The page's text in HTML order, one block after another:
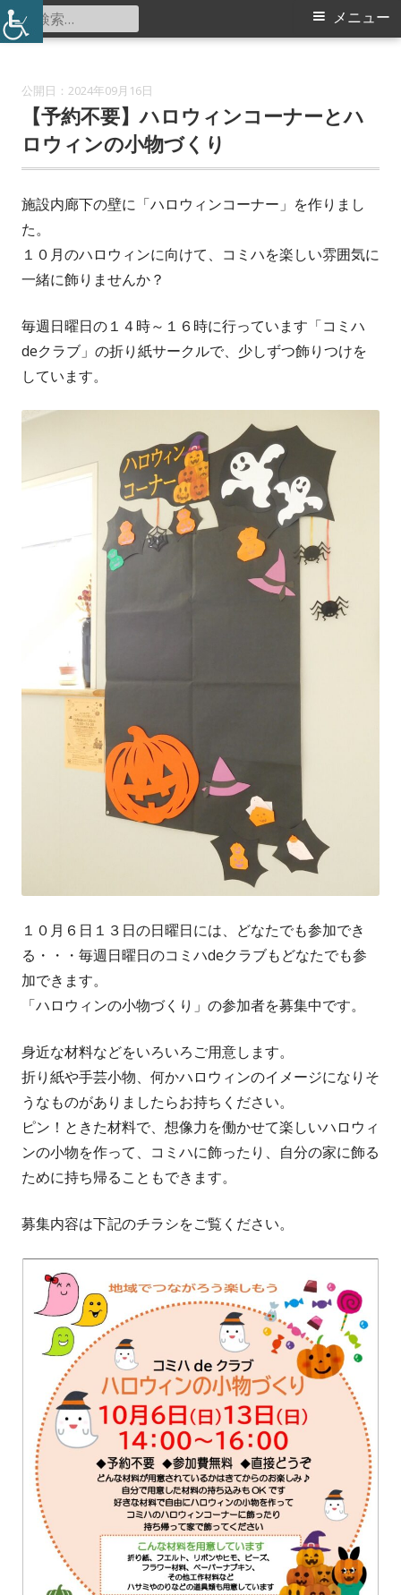
コ
ン
中川中学校コミュニティハウス
メ
メニュー
検
索:
2024年09月16日
【予約不要】ハロウィンコーナーとハ
ロウィンの小物づくり
施設内廊下の壁に「ハロウィンコーナー」を作りまし
た。
１０月のハロウィンに向けて、コミハを楽しい雰囲気に
一緒に飾りませんか？
毎週日曜日の１４時～１６時に行っています「コミハ
deクラブ」の折り紙サークルで、少しずつ飾りつけを
しています。
１０月６日１３日の日曜日には、どなたでも参加でき
る・・・毎週日曜日のコミハdeクラブもどなたでも参
加できます。
「ハロウィンの小物づくり」の参加者を募集中です。
身近な材料などをいろいろご用意します。
折り紙や手芸小物、何かハロウィンのイメージになりそ
うなものがありましたらお持ちください。
ピン！ときた材料で、想像力を働かせて楽しいハロウィ
ンの小物を作って、コミハに飾ったり、自分の家に飾る
ために持ち帰ることもできます。
募集内容は下記のチラシをご覧ください。